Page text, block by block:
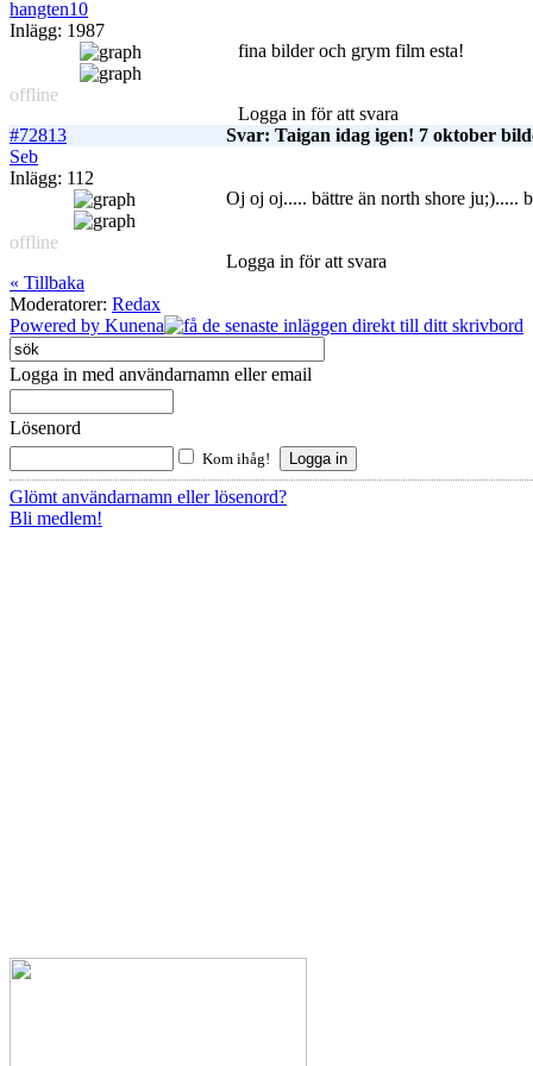
hangten10
Inlägg: 1987
offline
fina bilder och grym film esta!
Logga in för att svara
#72813
Svar: Taigan idag igen! 7 oktober
Seb
Inlägg: 112
offline
Oj oj oj..... bättre än north shore ju;).....
Logga in för att svara
« Tillbaka
Moderatorer: Redax
Powered by Kunena
Logga in med användarnamn eller email
Lösenord
Kom ihåg!
Glömt användarnamn eller lösenord?
Bli medlem!